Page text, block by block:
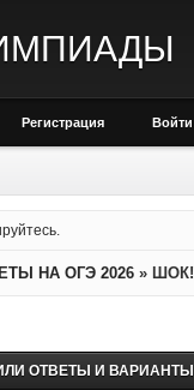
Регистрация Войти
НА ОГЭ 2026 »
ОТВЕТЫ И ВАРИАНТЫ